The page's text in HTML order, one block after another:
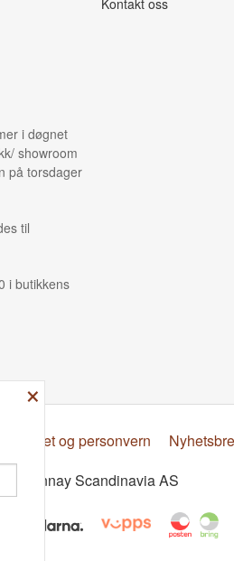
i døgnet
showroom
på torsdager
til
i butikkens
Kontakt oss
Sikkerhet og personvern
© Donnay Scandinavia AS
×